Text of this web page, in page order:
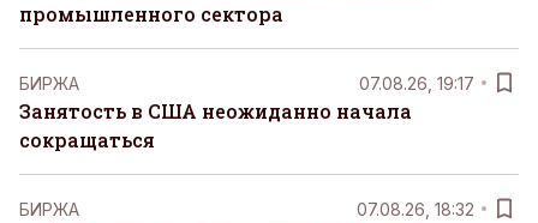
промышленного сектора
БИРЖА 07.08.26, 19:17
Занятость в США неожиданно начала
сокращаться
БИРЖА 07.08.26, 18:32